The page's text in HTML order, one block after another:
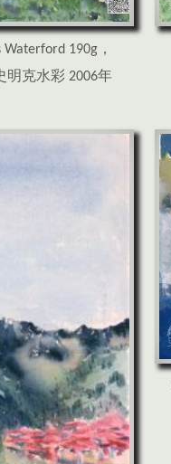
190g，
明克水彩 2006年